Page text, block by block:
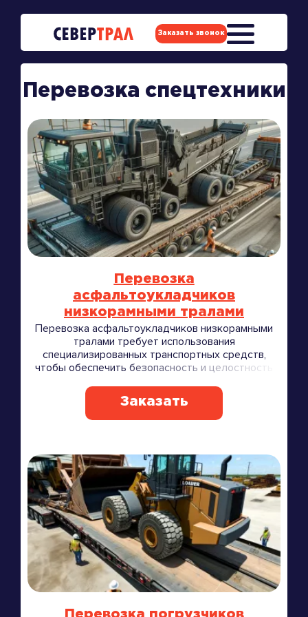
Заказать звонок
Перевозка спецтехники
Перевозка
асфальтоукладчиков
низкорамными тралами
Перевозка асфальтоукладчиков низкорамными
тралами требует использования
специализированных транспортных средств,
чтобы обеспечить безопасность и целостность
Заказать
Перевозка погрузчиков